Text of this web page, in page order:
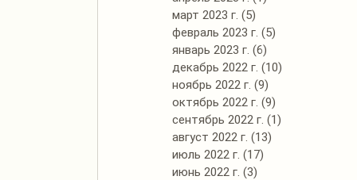
март 2023 г. (5)
февраль 2023 г. (5)
январь 2023 г. (6)
декабрь 2022 г. (10)
ноябрь 2022 г. (9)
октябрь 2022 г. (9)
сентябрь 2022 г. (1)
август 2022 г. (13)
июль 2022 г. (17)
июнь 2022 г. (3)